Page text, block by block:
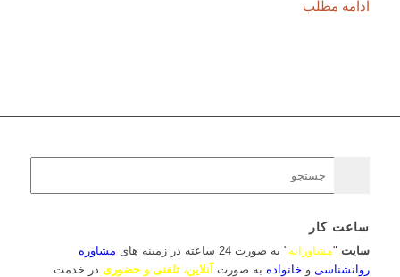
ادامه مطلب
ساعت کار
سایت"مشاورانه" به صورت 24 ساعته در زمینه های
مشاوره
روانشناسی و خانواده به صورتآنلاین، تلفنی و حضوری در خدمت